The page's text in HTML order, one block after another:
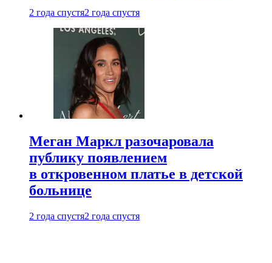
2 года спустя2 года спустя
Меган Маркл разочаровала
публику появлением
в откровенном платье в детской
больнице
2 года спустя2 года спустя